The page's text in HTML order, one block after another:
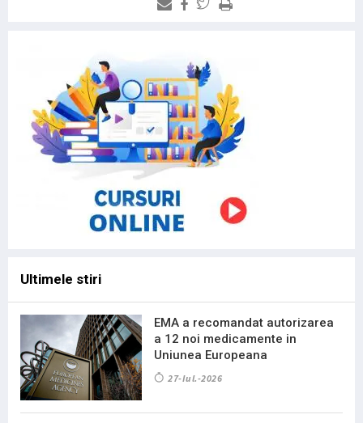
Ultimele stiri
EMA a recomandat autorizarea
a 12 noi medicamente in
Uniunea Europeana
27-Iul.-2026